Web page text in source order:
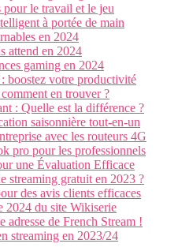
pour le travail et le jeu
à portée de main
en 2024
attend en 2024
gaming en 2024
boostez votre productivité
en trouver ?
: Quelle est la différence ?
saisonnière tout-en-un
avec les routeurs 4G
pro pour les professionnels
une Évaluation Efficace
streaming gratuit en 2023 ?
des avis clients efficaces
2024 du site Wikiserie
de French Stream !
streaming en 2023/24